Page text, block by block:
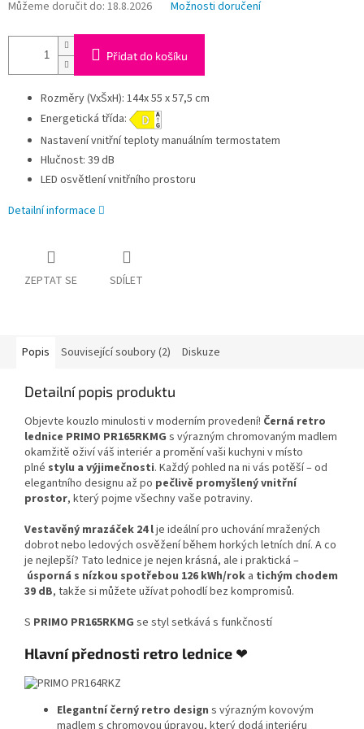
Můžeme doručit do: 18.8.2026 Možnosti doručení
Přidat do košíku
Rozměry (VxŠxH): 144x 55 x 57,5 cm
Energetická třída:
Nastavení vnitřní teploty manuálním termostatem
Hlučnost: 39 dB
LED osvětlení vnitřního prostoru
Detailní informace
ZEPTAT SE SDÍLET
Popis Související soubory (2) Diskuze
Detailní popis produktu
Objevte kouzlo minulosti v moderním provedení! Černá retro
lednice PRIMO PR165RKMG s výrazným chromovaným madlem
okamžitě oživí váš interiér a promění vaši kuchyni v místo
plné stylu a výjimečnosti. Každý pohled na ni vás potěší – od
elegantního designu až po pečlivě promyšlený vnitřní
prostor, který pojme všechny vaše potraviny.
Vestavěný mrazáček 24 lje ideální pro uchování mražených
dobrot nebo ledových osvěžení během horkých letních dní. A co
je nejlepší? Tato lednice je nejen krásná, ale i praktická –
úsporná s nízkou spotřebou 126 kWh/rok a tichým chodem
39 dB, takže si můžete užívat pohodlí bez kompromisů.
S PRIMO PR165RKMG se styl setkává s funkčností
Hlavní přednosti retro lednice ❤
Elegantní černý retro design s výrazným kovovým